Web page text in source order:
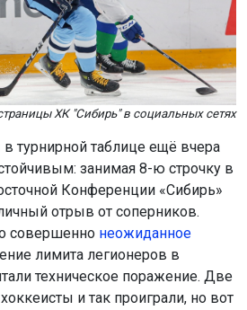
ХК "Сибирь" в социальных сетях
турнирной таблице ещё вчера
занимая 8-ю строчку в
Конференции «Сибирь»
отрыв от соперников.
совершенно неожиданное
лимита легионеров в
техническое поражение. Две
и так проиграли, но вот